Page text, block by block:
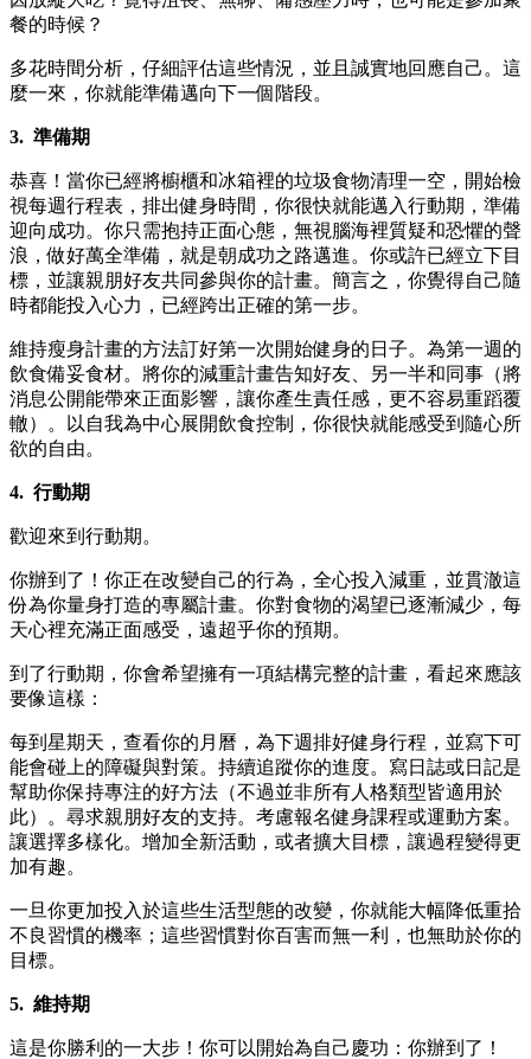
餐的時候？
多花時間分析，仔細評估這些情況，並且誠實地回應自己。這
麼一來，你就能準備邁向下一個階段。
3. 準備期
恭喜！當你已經將櫥櫃和冰箱裡的垃圾食物清理一空，開始檢
視每週行程表，排出健身時間，你很快就能邁入行動期，準備
迎向成功。你只需抱持正面心態，無視腦海裡質疑和恐懼的聲
浪，做好萬全準備，就是朝成功之路邁進。你或許已經立下目
標，並讓親朋好友共同參與你的計畫。簡言之，你覺得自己隨
時都能投入心力，已經跨出正確的第一步。
維持瘦身計畫的方法訂好第一次開始健身的日子。為第一週的
飲食備妥食材。將你的減重計畫告知好友、另一半和同事（將
消息公開能帶來正面影響，讓你產生責任感，更不容易重蹈覆
轍）。以自我為中心展開飲食控制，你很快就能感受到隨心所
欲的自由。
4. 行動期
歡迎來到行動期。
你辦到了！你正在改變自己的行為，全心投入減重，並貫澈這
份為你量身打造的專屬計畫。你對食物的渴望已逐漸減少，每
天心裡充滿正面感受，遠超乎你的預期。
到了行動期，你會希望擁有一項結構完整的計畫，看起來應該
要像這樣：
每到星期天，查看你的月曆，為下週排好健身行程，並寫下可
能會碰上的障礙與對策。持續追蹤你的進度。寫日誌或日記是
幫助你保持專注的好方法（不過並非所有人格類型皆適用於
此）。尋求親朋好友的支持。考慮報名健身課程或運動方案。
讓選擇多樣化。增加全新活動，或者擴大目標，讓過程變得更
加有趣。
一旦你更加投入於這些生活型態的改變，你就能大幅降低重拾
不良習慣的機率；這些習慣對你百害而無一利，也無助於你的
目標。
5. 維持期
這是你勝利的一大步！你可以開始為自己慶功：你辦到了！